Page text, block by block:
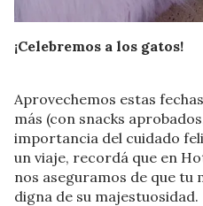
¡Celebremos a los gatos!
Aprovechemos estas
más (con snacks
importancia del cuidado
un viaje, recordá que en
nos aseguramos de que tu
digna de su majestuosidad.